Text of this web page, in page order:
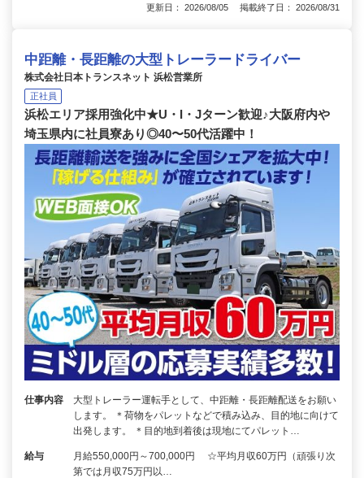
更新日： 2026/08/05 掲載終了日： 2026/08/31
中距離・長距離の大型トレーラードライバー
株式会社日本トランスネット 浜松営業所
正社員
浜松エリア採用強化中★U・I・Jターン歓迎♪大阪府内や
埼玉県内に社員寮あり◎40〜50代活躍中！
仕事内容
大型トレーラー運転手として、中距離・長距離配送をお願い
します。 ＊荷物をパレットなどで積み込み、目的地に向けて
出発します。 ＊目的地到着後は現地にてパレット…
給与
月給550,000円～700,000円 ☆平均月収60万円（頑張り次
第では月収75万円以…